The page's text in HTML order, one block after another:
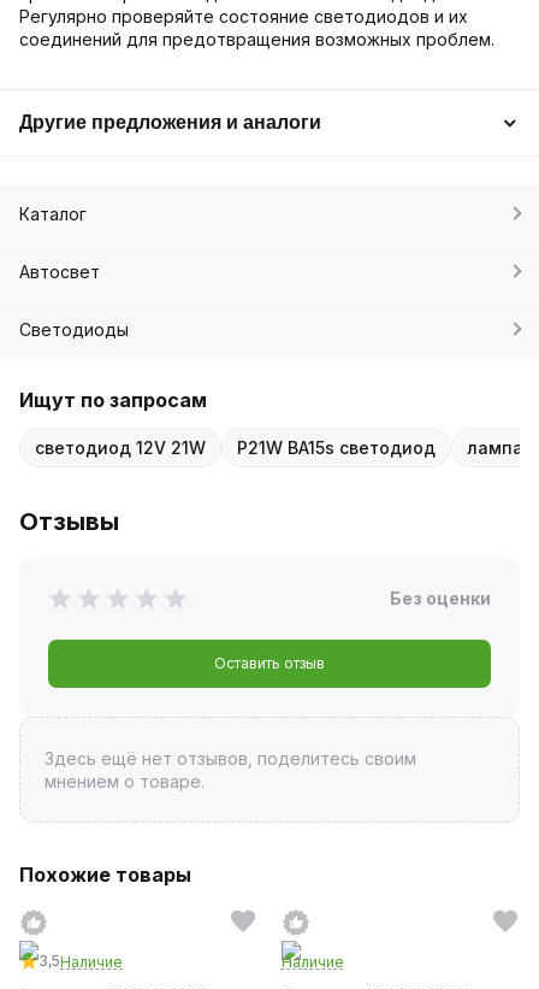
Регулярно проверяйте состояние светодиодов и их
соединений для предотвращения возможных проблем.
Другие предложения и аналоги
Каталог
Автосвет
Светодиоды
Ищут по запросам
светодиод 12V 21W P21W BA15s светодиод лампа
Отзывы
Без оценки
Оставить отзыв
Здесь ещё нет отзывов, поделитесь своим
мнением о товаре.
Похожие товары
3,5Наличие
Наличие